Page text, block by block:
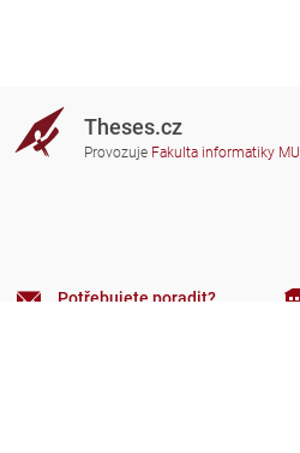
Theses.cz
Provozuje Fakulta informatiky MU
Potřebujete poradit?